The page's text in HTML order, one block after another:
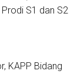
Prodi S1 dan S2
KAPP Bidang